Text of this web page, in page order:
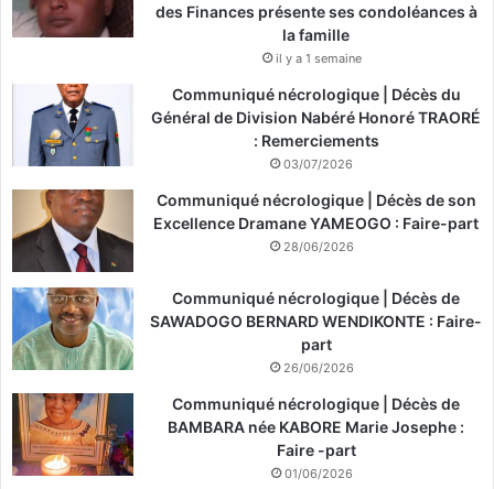
des Finances présente ses condoléances à
la famille
il y a 1 semaine
Communiqué nécrologique | Décès du
Général de Division Nabéré Honoré TRAORÉ
: Remerciements
03/07/2026
Communiqué nécrologique | Décès de son
Excellence Dramane YAMEOGO : Faire-part
28/06/2026
Communiqué nécrologique | Décès de
SAWADOGO BERNARD WENDIKONTE : Faire-
part
26/06/2026
Communiqué nécrologique | Décès de
BAMBARA née KABORE Marie Josephe :
Faire -part
01/06/2026